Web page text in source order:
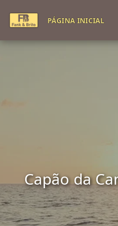
PÁGINA INICIAL
Capão da